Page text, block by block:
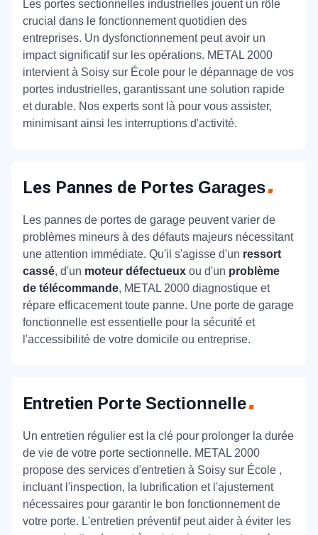
Les portes sectionnelles industrielles jouent un rôle
crucial dans le fonctionnement quotidien des
entreprises. Un dysfonctionnement peut avoir un
impact significatif sur les opérations. METAL 2000
intervient à Soisy sur École pour le dépannage de vos
portes industrielles, garantissant une solution rapide
et durable. Nos experts sont là pour vous assister,
minimisant ainsi les interruptions d'activité.
Les Pannes de Portes Garages
Les pannes de portes de garage peuvent varier de
problèmes mineurs à des défauts majeurs nécessitant
une attention immédiate. Qu'il s'agisse d'un ressort
cassé, d'un moteur défectueux ou d'un problème
de télécommande, METAL 2000 diagnostique et
répare efficacement toute panne. Une porte de garage
fonctionnelle est essentielle pour la sécurité et
l'accessibilité de votre domicile ou entreprise.
Entretien Porte Sectionnelle
Un entretien régulier est la clé pour prolonger la durée
de vie de votre porte sectionnelle. METAL 2000
propose des services d'entretien à Soisy sur École ,
incluant l'inspection, la lubrification et l'ajustement
nécessaires pour garantir le bon fonctionnement de
votre porte. L'entretien préventif peut aider à éviter les